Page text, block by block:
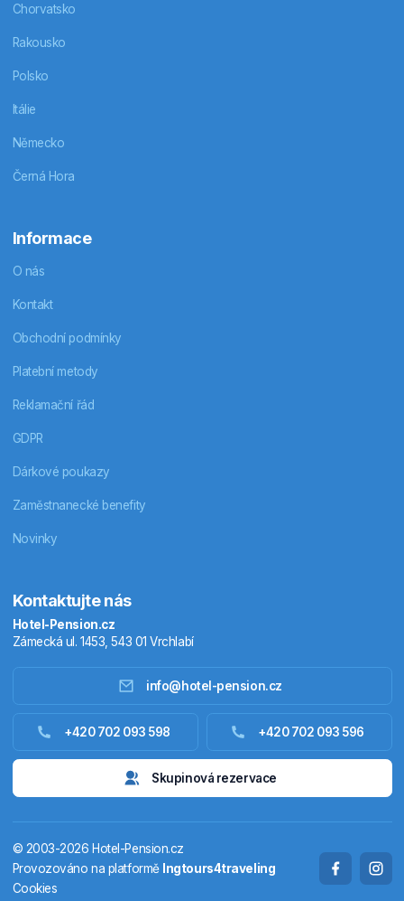
Ubytování zahraniční
Termály
Chorvatsko
Rakousko
Polsko
Itálie
Německo
Černá Hora
Informace
O nás
Kontakt
Obchodní podmínky
Platební metody
Reklamační řád
GDPR
Dárkové poukazy
Zaměstnanecké benefity
Novinky
Kontaktujte nás
Hotel-Pension.cz
Zámecká ul. 1453, 543 01 Vrchlabí
info@hotel-pension.cz
+420 702 093 598 +420 702 093 596
Skupinová rezervace
© 2003-2026 Hotel-Pension.cz
Provozováno na platformě Ingtours4traveling
Cookies